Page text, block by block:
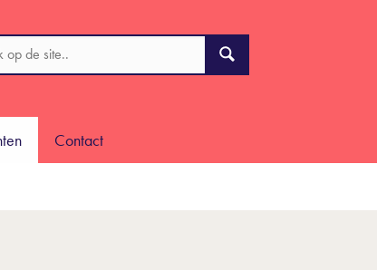
Contact